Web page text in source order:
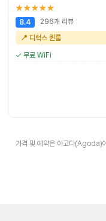
★★★★★
8.4
296개 리뷰
📍 디럭스 퀸룸
✓ 무료 WiFi
가격 및 예약은 아고다(Agoda)